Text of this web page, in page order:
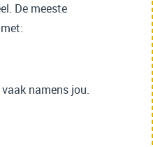
De meeste
namens jou.